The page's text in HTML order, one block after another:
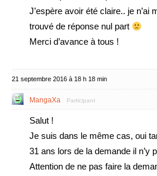
J’espère avoir été claire.. je n’ai
trouvé de réponse nul part
Merci d’avance à tous !
21 septembre 2016 à 18 h 18 min
MangaXa Participant
Salut !
Je suis dans le même cas, oui
31 ans lors de la demande il n’y
Attention de ne pas faire la